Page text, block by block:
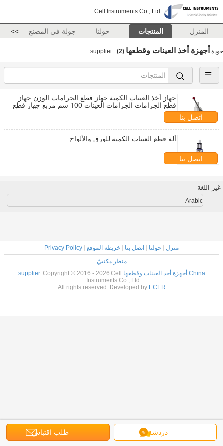
Cell Instruments Co., Ltd.
المنزل المنتجات حولنا جولة في المصنع >>
جودة أجهزة أخذ العينات وقطعها (2)
جهاز أخذ العينات الكمية جهاز قطع الجرامات الوزن جهاز
قطع الجرامات الجرامات العينات 100 سم مربع جهاز قطع
دائري
اتصل بنا
آلة قطع العينات الكمية للورق والألواح
اتصل بنا
دردشة طلب اقتباس
غير اللغة
Arabic
منزل حولنا اتصل بنا خريطة الموقع
Privacy Policy
منظر مكتبيّ
China أجهزة أخذ العينات وقطعها supplier.
Copyright © 2016 - 2026 Cell
Instruments Co., Ltd..
All rights reserved. Developed by ECER